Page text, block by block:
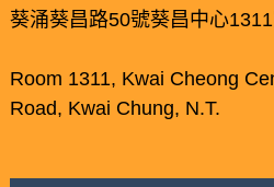
葵涌葵昌路50號葵昌中心
Room 1311, Kwai Cheong
Road, Kwai Chung, N.T.